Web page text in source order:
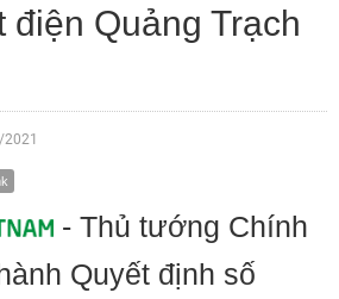
điện Quảng Trạch
- Thủ tướng Chính
Quyết định số